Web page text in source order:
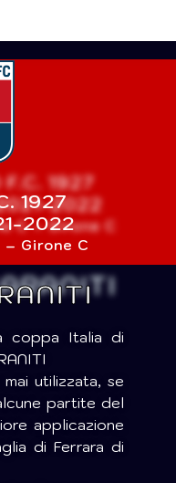
1927
2022
Girone C
coppa Italia di
utilizzata, se
partite del
applicazione
di Ferrara di